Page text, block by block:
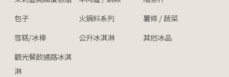
包子
火鍋料系列
薯條 / 蔬菜
雪糕/冰棒
公升冰淇淋
其他冰品
觀光餐飲通路冰淇
淋